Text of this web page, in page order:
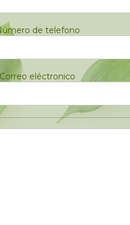
de telefono
Correo eléctronico